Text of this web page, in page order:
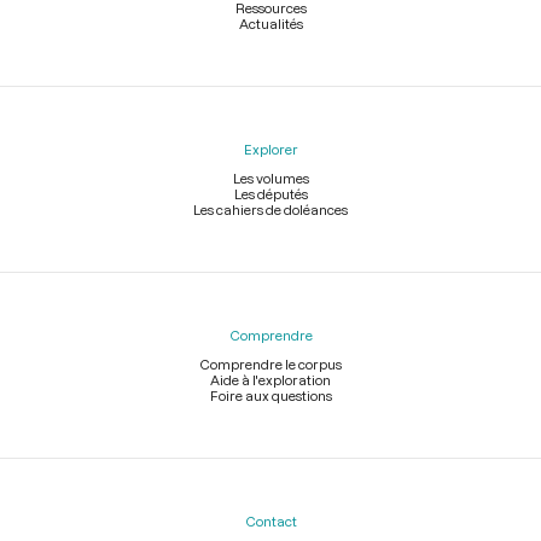
Ressources
Actualités
Explorer
Les volumes
Les députés
Les cahiers de doléances
Comprendre
Comprendre le corpus
Aide à l'exploration
Foire aux questions
Contact